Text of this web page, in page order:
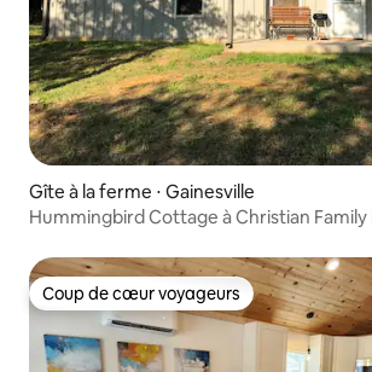
Gîte à la ferme ⋅ Gainesville
Hummingbird Cottage à Christian Family
Coup de cœur voyageurs
Coup de cœur voyageurs